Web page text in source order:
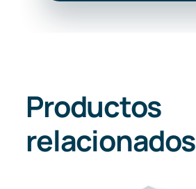
Productos
relacionados